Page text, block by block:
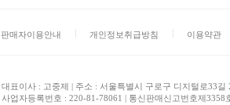
판매자이용안내 개인정보취급방침 이용약관
대표이사 : 고중제 | 주소 : 서울특별시 구로구 디지털로33
사업자등록번호 : 220-81-78061 | 통신판매신고번호제